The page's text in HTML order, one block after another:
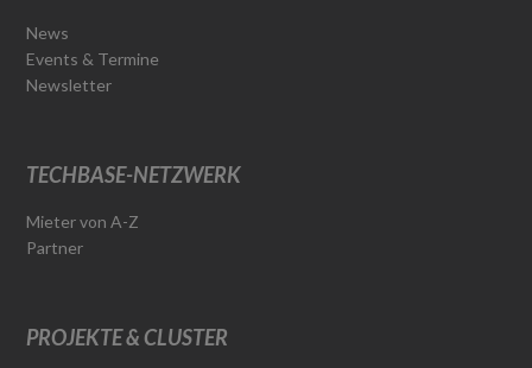
News
Events & Termine
Newsletter
TECHBASE-NETZWERK
Mieter von A-Z
Partner
PROJEKTE & CLUSTER